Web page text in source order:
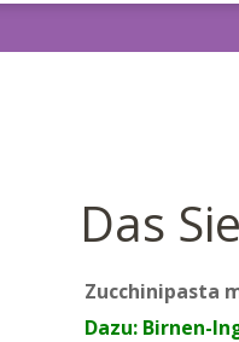
Das
Zucchinipasta
Dazu: Birnen-